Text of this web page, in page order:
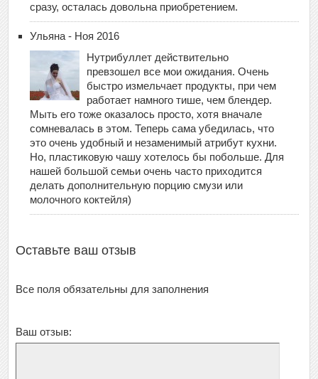
сразу, осталась довольна приобретением.
Ульяна - Ноя 2016
Нутрибуллет действительно
превзошел все мои ожидания. Очень
быстро измельчает продукты, при чем
работает намного тише, чем блендер.
Мыть его тоже оказалось просто, хотя вначале
сомневалась в этом. Теперь сама убедилась, что
это очень удобный и незаменимый атрибут кухни.
Но, пластиковую чашу хотелось бы побольше. Для
нашей большой семьи очень часто приходится
делать дополнительную порцию смузи или
молочного коктейля)
Оставьте ваш отзыв
Все поля обязательны для заполнения
Ваш отзыв: